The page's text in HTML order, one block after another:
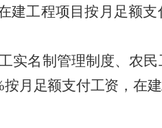
建工程项目按月足额
名制管理制度、农民
按月足额支付工资，在